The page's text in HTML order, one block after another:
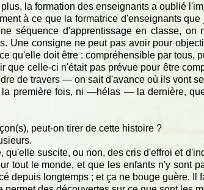
la formation des enseignants a oublié
à ce que la formatrice d'enseignants
séquence d'apprentissage en classe,
Une consigne ne peut pas avoir pour
qu'elle doit être : compréhensible par tous,
que celle-ci n'était pas prévue pour être
de travers — on sait d'avance où ils vont se
la première fois, ni —hélas — la dernière,
peut-on tirer de cette histoire ?
qu'elle suscite, ou non, des cris d'effroi et
tout le monde, et que les enfants n'y sont
depuis longtemps ; et ça ne bouge guère. Il